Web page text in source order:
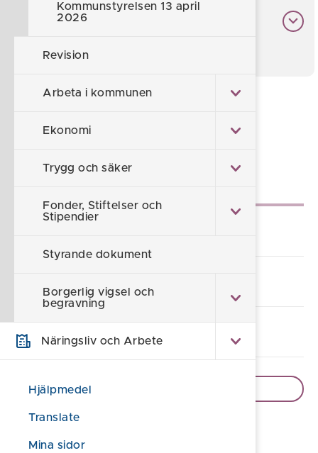
Kommunstyrelsen 13 april
2026
Revision
Arbeta i kommunen
Ekonomi
Trygg och säker
Fonder, Stiftelser och
Stipendier
Styrande dokument
Borgerlig vigsel och
begravning
Näringsliv och Arbete
Hjälpmedel
Translate
Mina sidor
Öppna sammanträden
Kommunstyrelsen
Självservice